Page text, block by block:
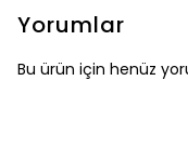
Yorumlar
Bu ürün için henüz